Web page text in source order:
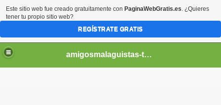
amigosmalaguistas-temporadas
Este sitio web fue creado gratuitamente con PaginaWebGratis.es. ¿Quieres
tener tu propio sitio web?
REGÍSTRATE GRATIS